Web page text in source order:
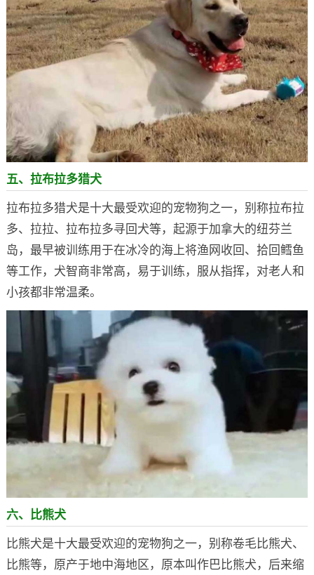
五、拉布拉多猎犬
拉布拉多猎犬是十大最受欢迎的宠物狗之一，别称拉布拉
多、拉拉、拉布拉多寻回犬等，起源于加拿大的纽芬兰
岛，最早被训练用于在冰冷的海上将渔网收回、拾回鳕鱼
等工作，犬智商非常高，易于训练，服从指挥，对老人和
小孩都非常温柔。
六、比熊犬
比熊犬是十大最受欢迎的宠物狗之一，别称卷毛比熊犬、
比熊等，原产于地中海地区，原本叫作巴比熊犬，后来缩